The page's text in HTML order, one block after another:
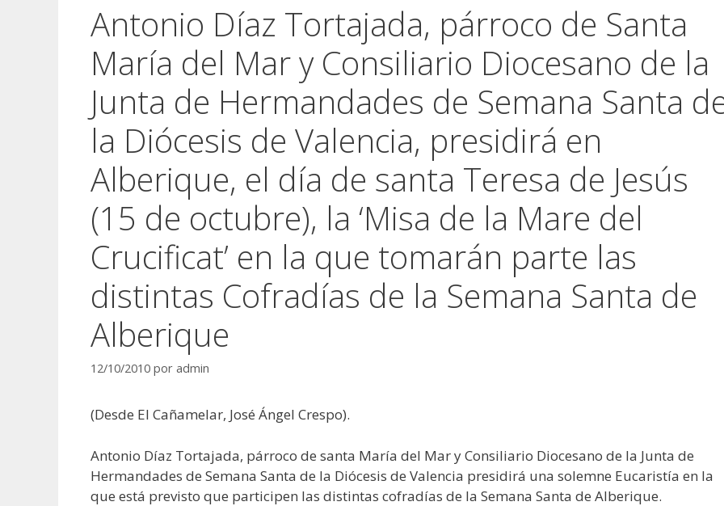
Antonio Díaz Tortajada, párroco de Santa
María del Mar y Consiliario Diocesano de la
Junta de Hermandades de Semana Santa
la Diócesis de Valencia, presidirá en
Alberique, el día de santa Teresa de Jesús
(15 de octubre), la ‘Misa de la Mare del
Crucificat’ en la que tomarán parte las
distintas Cofradías de la Semana Santa de
Alberique
12/10/2010 por admin
(Desde El Cañamelar, José Ángel Crespo).
Antonio Díaz Tortajada, párroco de santa María del Mar y Consiliario Diocesano de la Junta de
Hermandades de Semana Santa de la Diócesis de Valencia presidirá una solemne Eucaristía en la
que está previsto que participen las distintas cofradías de la Semana Santa de Alberique.